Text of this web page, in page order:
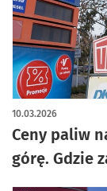
Ceny paliw
górę. Gdzie
10.03.2026
artykuł z galerią